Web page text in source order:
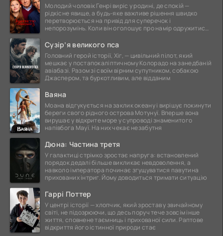
Молодий чоловік Генрі виріс у родині, де спокій —
рідкісне явище, а будь-яке важливе рішення швидко
перетворюється на привід для суперечок і
непорозумінь. Коли він оголошує про намір одружитися,
Сузір’я великого пса
Головний герой історії, Хіг, — цивільний пілот, який
мешкає у постапокаліптичному Колорадо на занедбаній
авіабазі. Разом зі своїм вірним супутником, собакою
Джаспером, та буркотливим, але відданим
Ваяна
Моана відгукується на заклик океану і вирішує покинути
береги свого рідного острова Мотунуї. Вперше вона
вирушає у відкрите море у супроводі знаменитого
напівбога Мауї. На них чекає незабутня
Дюна: Частина третя
У галактиці стрімко зростає напруга: встановлений
порядок дедалі більше викликає невдоволення, а
навколо імператора починає згущуватися павутина
прихованих інтриг. Йому доводиться тримати ситуацію
Гаррі Поттер
У центрі історії — хлопчик, який зростав у звичайному
світі, не підозрюючи, що десь поруч тече зовсім інше
життя, сповнене таємниць і прихованої сили. Раптове
відкриття його істинної природи стає